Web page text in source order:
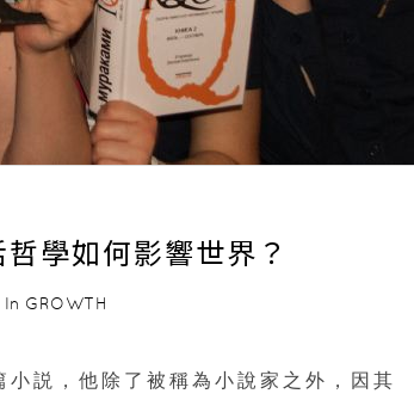
學如何影響世界？
In GROWTH
説，他除了被稱為小說家之外，因其